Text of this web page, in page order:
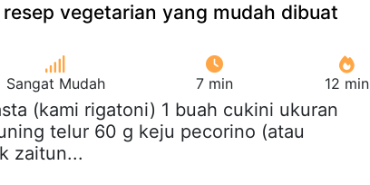
vegetarian yang mudah dibuat
Sangat Mudah 7 min 12 min
(kami rigatoni) 1 buah cukini ukuran
telur 60 g keju pecorino (atau
zaitun...